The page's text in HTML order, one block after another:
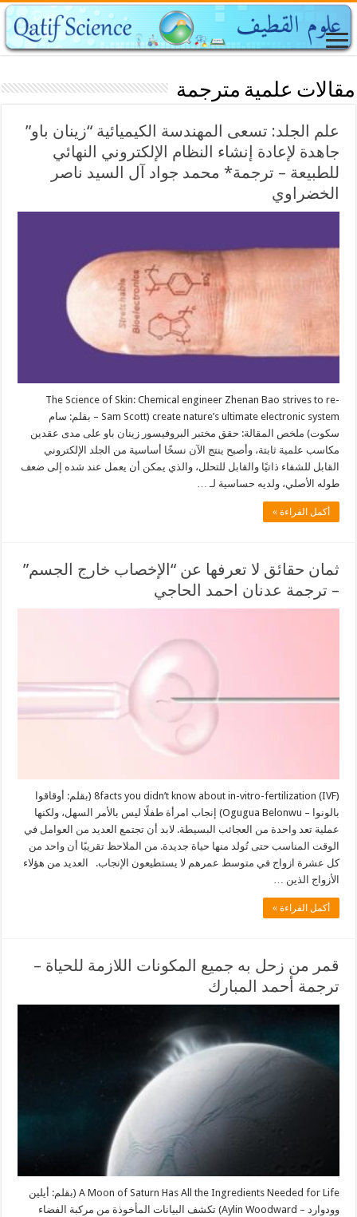
مقالات علمية مترجمة
علم الجلد: تسعى المهندسة الكيميائية “زينان باو”
جاهدة لإعادة إنشاء النظام الإلكتروني النهائي
للطبيعة – ترجمة* محمد جواد آل السيد ناصر
الخضراوي
The Science of Skin: Chemical engineer Zhenan Bao strives to re-
create nature’s ultimate electronic system (Sam Scott – بقلم: سام
سكوت) ملخص المقالة: حقق مختبر البروفيسور زينان باو على مدى عقدين
مكاسب علمية ثابتة، وأصبح ينتج الآن نسخًا أساسية من الجلد الإلكتروني
القابل للشفاء ذاتيًا والقابل للتحلل، والذي يمكن أن يعمل عند شده إلى ضعف
طوله الأصلي، ولديه حساسية لـ …
أكمل القراءة »
ثمان حقائق لا تعرفها عن “الإخصاب خارج الجسم”
– ترجمة عدنان احمد الحاجي
8facts you didn’t know about in-vitro-fertilization (IVF) (بقلم: أوقاقوا
بالونوا – Ogugua Belonwu) إنجاب امرأة طفلًا ليس بالأمر السهل، ولكنها
عملية تعد واحدة من العجائب البسيطة. لابد أن تجتمع العديد من العوامل في
الوقت المناسب حتى تُولد منها حياة جديدة. من الملاحظ تقريبًا أن واحد من
كل عشرة ازواج في متوسط عمرهم لا يستطيعون الإنجاب. العديد من هؤلاء
الأزواج الذين …
أكمل القراءة »
قمر من زحل به جميع المكونات اللازمة للحياة –
ترجمة أحمد المبارك
A Moon of Saturn Has All the Ingredients Needed for Life (بقلم: أيلين
وودوارد – Aylin Woodward) تكشف البيانات المأخوذة من مركبة الفضاء